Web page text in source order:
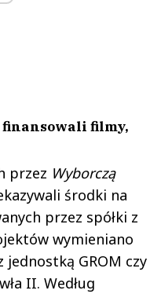
filmy,
przez Wyborczą
środki na
przez spółki z
wymieniano
jednostką GROM czy
II. Według